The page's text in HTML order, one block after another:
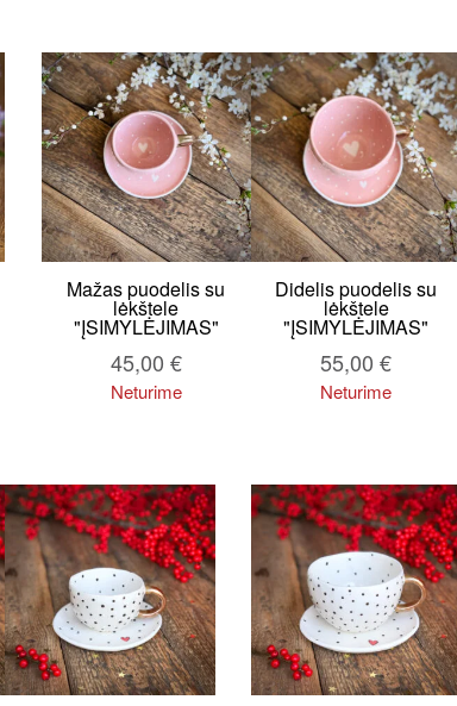
Mažas puodelis su
lėkštele
"ĮSIMYLĖJIMAS"
45,00 €
Neturime
Didelis puodelis su
lėkštele
"ĮSIMYLĖJIMAS"
55,00€
Neturime